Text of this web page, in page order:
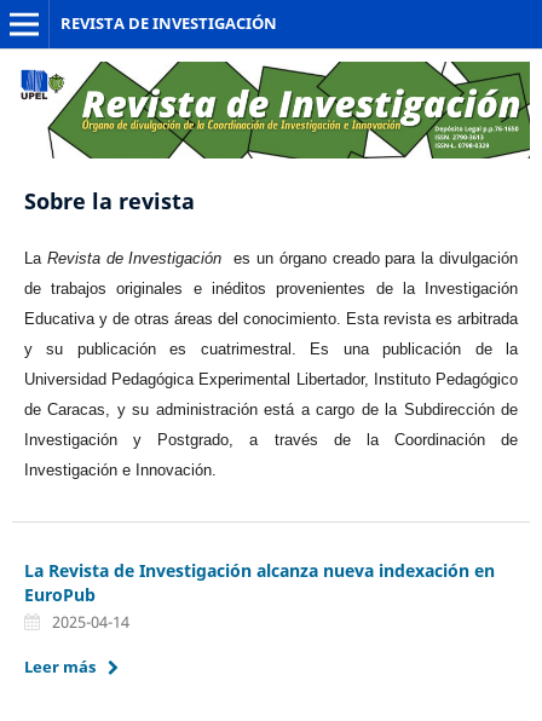
REVISTA DE INVESTIGACIÓN
Sobre la revista
La Revista de Investigación es un órgano creado para la divulgación
de trabajos originales e inéditos provenientes de la Investigación
Educativa y de otras áreas del conocimiento. Esta revista es arbitrada
y su publicación es cuatrimestral. Es una publicación de la
Universidad Pedagógica Experimental Libertador, Instituto Pedagógico
de Caracas, y su administración está a cargo de la Subdirección de
Investigación y Postgrado, a través de la Coordinación de
Investigación e Innovación.
La Revista de Investigación alcanza nueva indexación en
EuroPub
2025-04-14
Leer más